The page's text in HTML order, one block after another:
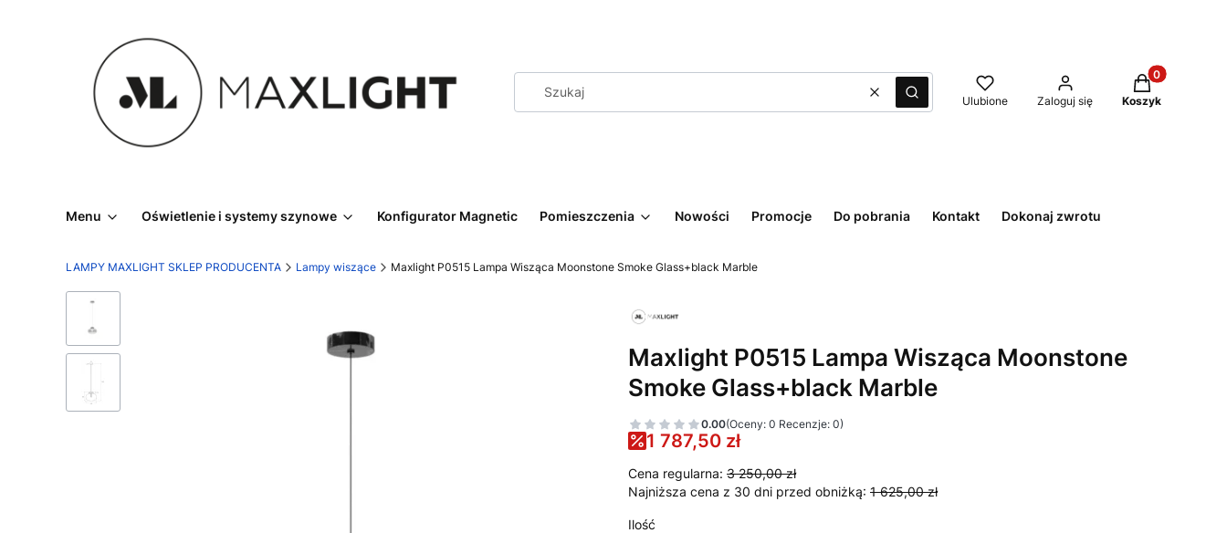
WyczyśćSzukaj Ulubione Zaloguj się
Produkty w
Koszyk
Menu Oświetlenie i systemy szynowe Konfigurator Magnetic Pomieszczenia Nowości Promocje Do pobrania Kontakt Dokonaj zwrotu
LAMPY MAXLIGHT SKLEP PRODUCENTA Lampy wiszące Maxlight P0515 Lampa Wisząca Moonstone Smoke Glass+black Marble
Maxlight P0515 Lampa Wisząca Moonstone
Smoke Glass+black Marble
0.00(Oceny: 0 Recenzje: 0)
1 787,50 zł
Cena regularna: 3 250,00 zł
Najniższa cena z 30 dni przed obniżką: 1 625,00 zł
Ilość